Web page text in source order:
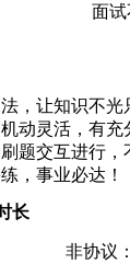
面试
，让知识不
动灵活，有
题交互进行
，事业必达！
长
非协议